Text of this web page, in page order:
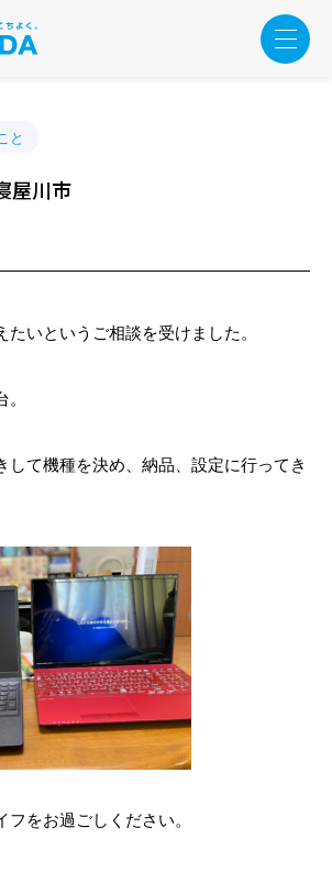
と
屋川市
いというご相談を受けました。
して機種を決め、納品、設定に行ってき
をお過ごしください。